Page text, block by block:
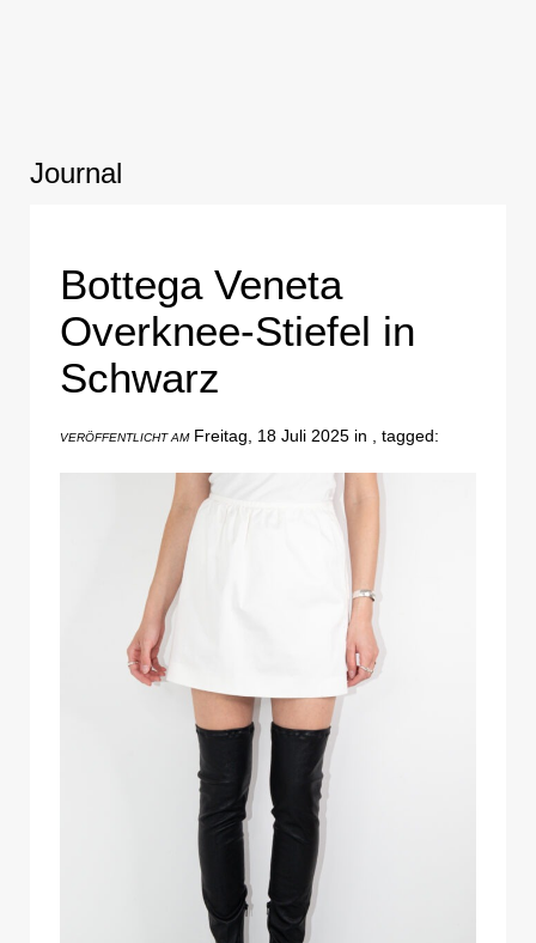
Journal
Bottega Veneta
Overknee-Stiefel in
Schwarz
VERÖFFENTLICHT AMFreitag, 18 Juli 2025 in , tagged: